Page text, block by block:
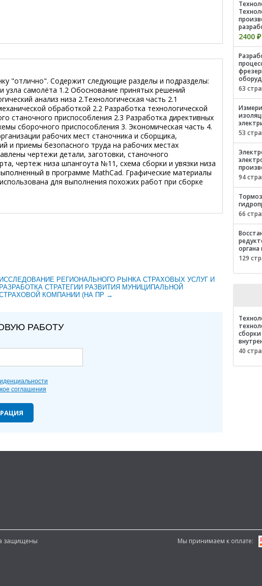
"отлично". Содержит следующие разделы и подразделы:
узла самолёта 1.2 Обоснование принятых решений
анализ низа 2.Технологическая часть 2.1
обработкой 2.2 Разработка технологической
станочного приспособления 2.3 Разработка директивных
сборочного приспособления 3. Экономическая часть 4.
рабочих мест станочника и сборщика,
и приемы безопасного труда на рабочих местах
чертежи детали, заготовки, станочного
чертеж низа шпангоута №11, схема сборки и увязки низа
в программе MathCad. Графические материалы
для выполнения похожих работ при сборке
ИССЛЕДОВАНИЕ РЕГИОНАЛЬНОГО РЫНКА СТРАХОВЫХ УСЛУГ И
РАЗРАБОТКА СТРАТЕГИИ РАЗВИТИЯ МУНИЦИПАЛЬНОЙ
КОМПАНИИ (НА ПР →
РАБОТУ
соглашения
2400 ₽
63
53
94
66
129
40
защищены
Мы принимаем к оплате: